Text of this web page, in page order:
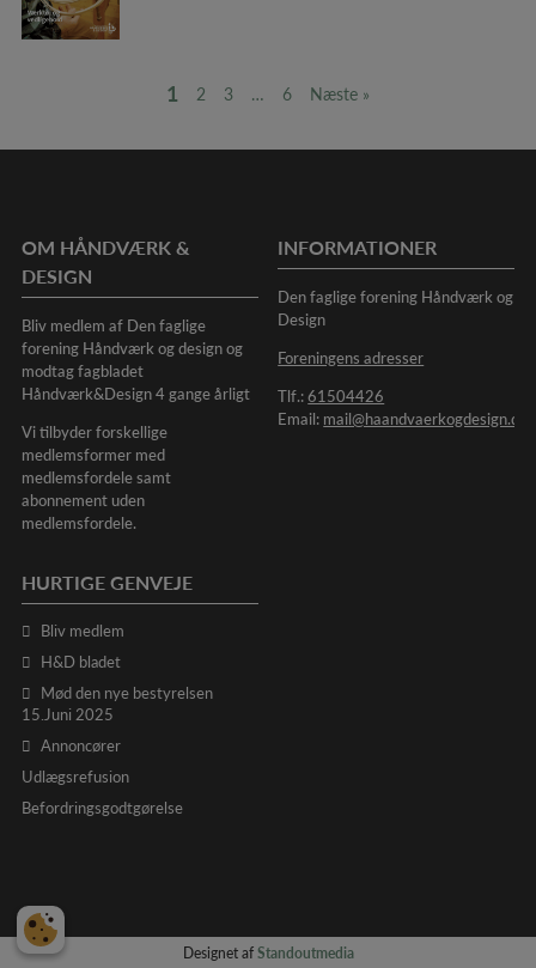
1 2 3 … 6 Næste »
OM HÅNDVÆRK &
DESIGN
Bliv medlem af Den faglige
forening Håndværk og design og
modtag fagbladet
Håndværk&Design 4 gange årligt
Vi tilbyder forskellige
medlemsformer med
medlemsfordele samt
abonnement uden
medlemsfordele.
INFORMATIONER
Den faglige forening Håndværk og
Design
Foreningens adresser
Tlf.:61504426
Email: mail@haandvaerkogdesign.dk
HURTIGE GENVEJE
Bliv medlem
H&D bladet
Mød den nye bestyrelsen
15.Juni 2025
Annoncører
Udlægsrefusion
Befordringsgodtgørelse
Designet afStandoutmedia